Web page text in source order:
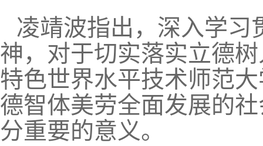
凌靖波指出，深入学习
神，对于切实落实立德
特色世界水平技术师范
德智体美劳全面发展的
分重要的意义。